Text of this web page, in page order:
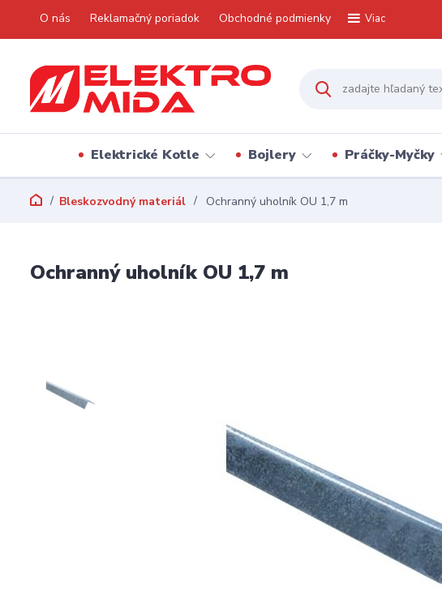
O nás Reklamačný poriadok Obchodné podmienky Viac
Elektrické Kotle Bojlery Práčky-Myčky
Bleskozvodný materiál Ochranný uholník OU 1,7 m
Ochranný uholník OU 1,7 m